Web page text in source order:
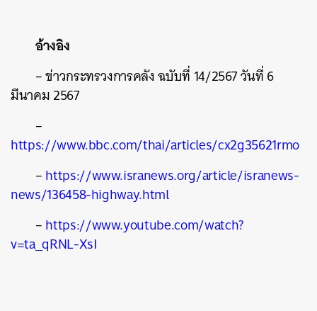
อ้างอิง
– ข่าวกระทรวงการคลัง ฉบับที่ 14/2567 วันที่ 6
มีนาคม 2567
–
https://www.bbc.com/thai/articles/cx2g35621rmo
–https://www.isranews.org/article/isranews-
news/136458-highway.html
–https://www.youtube.com/watch?
v=ta_qRNL-XsI